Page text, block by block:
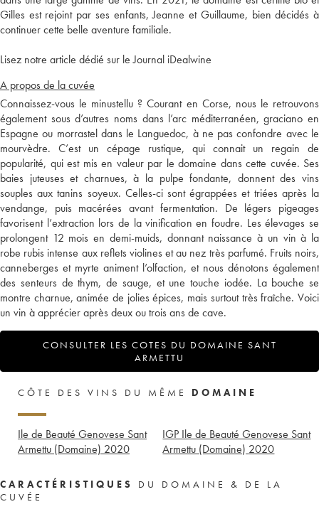
Gilles est rejoint par ses enfants, Jeanne et Guillaume, bien décidés à
continuer cette belle aventure familiale.
Lisez notre article dédié sur le Journal iDealwine
A propos de la cuvée
Connaissez-vous le minustellu ? Courant en Corse, nous le retrouvons
également sous d’autres noms dans l’arc méditerranéen, graciano en
Espagne ou morrastel dans le Languedoc, à ne pas confondre avec le
mourvèdre. C’est un cépage rustique, qui connait un regain de
popularité, qui est mis en valeur par le domaine dans cette cuvée. Ses
baies juteuses et charnues, à la pulpe fondante, donnent des vins
souples aux tanins soyeux. Celles-ci sont égrappées et triées après la
vendange, puis macérées avant fermentation. De légers pigeages
favorisent l’extraction lors de la vinification en foudre. Les élevages se
prolongent 12 mois en demi-muids, donnant naissance à un vin à la
robe rubis intense aux reflets violines et au nez très parfumé. Fruits noirs,
canneberges et myrte animent l’olfaction, et nous dénotons également
des senteurs de thym, de sauge, et une touche iodée. La bouche se
montre charnue, animée de jolies épices, mais surtout très fraîche. Voici
un vin à apprécier après deux ou trois ans de cave.
CONSULTER LES COTES DU DOMAINE SANT
ARMETTU
CÔTE DES VINS DU MÊME DOMAINE
Ile de Beauté Genovese Sant
Armettu (Domaine) 2020
IGP Ile de Beauté Genovese Sant
Armettu (Domaine) 2020
CARACTÉRISTIQUES
DU DOMAINE & DE LA
CUVÉE